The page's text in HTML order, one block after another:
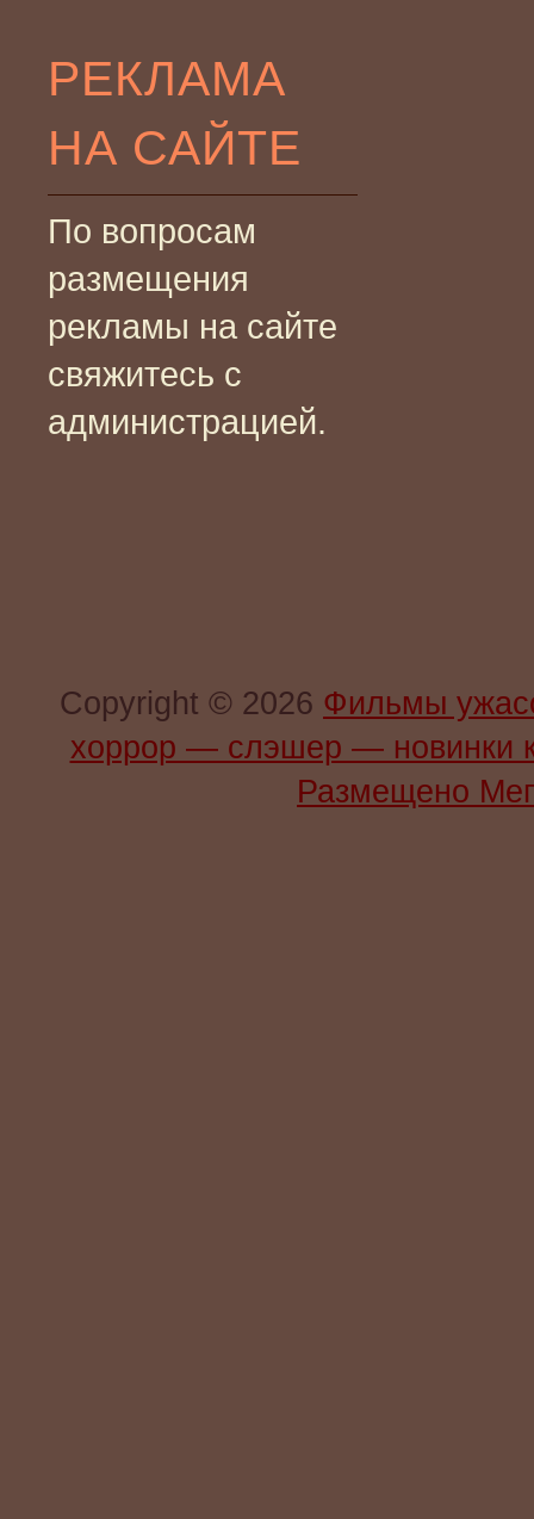
РЕКЛАМА
НА САЙТЕ
По вопросам
размещения
рекламы на сайте
свяжитесь с
администрацией.
Copyright © 2026 Фильмы
хоррор — слэшер —
Размещено